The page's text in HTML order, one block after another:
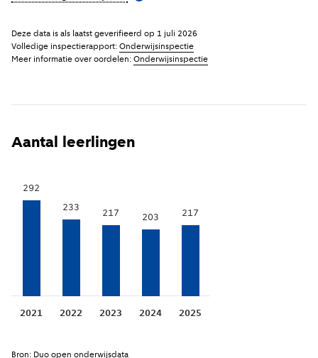
Deze data is als laatst geverifieerd op 1 juli 2026
Volledige inspectierapport: Onderwijsinspectie
Meer informatie over oordelen: Onderwijsinspectie
Aantal leerlingen
2021
292
2022
233
2023
217
2024
203
2025
217
Bron: Duo open onderwijsdata